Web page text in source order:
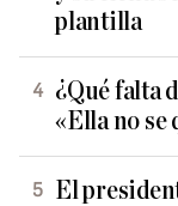
plantilla
¿Qué falta
«Ella no se
El